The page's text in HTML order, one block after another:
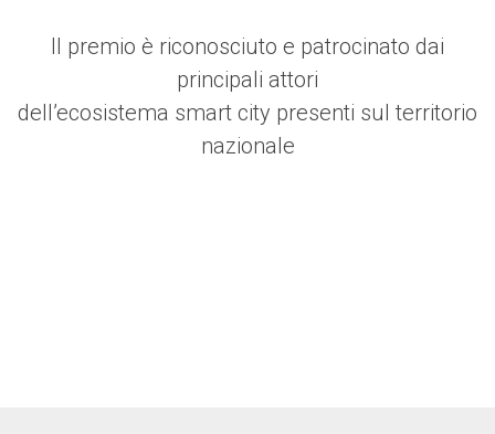
Il premio è riconosciuto e patrocinato dai
principali attori
dell’ecosistema smart city presenti sul territorio
nazionale